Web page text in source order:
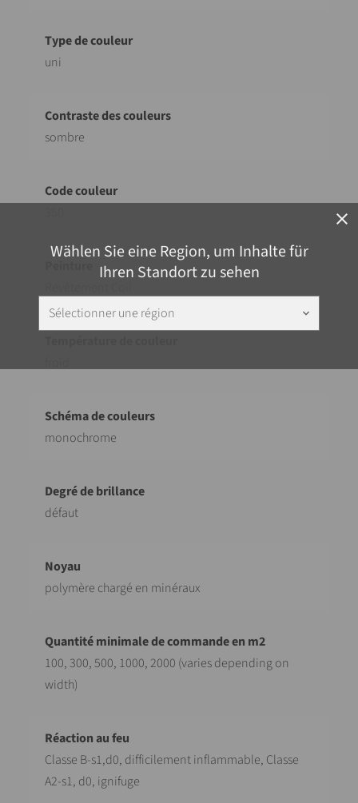
close
Wählen Sie eine Region, um Inhalte für
Ihren Standort zu sehen
Sélectionner une région keyboard_arrow_down
uni
sombre
monochrome
défaut
polymère chargé en minéraux
100, 300, 500, 1000, 2000 (varies depending on
width)
Classe B-s1,d0, difficilement inflammable, Classe
A2-s1, d0, ignifuge